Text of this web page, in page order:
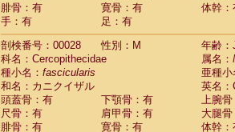
Pitheciidae Chiropotes satanas
Pitheciidae Pithecia monachus
Pitheciidae Pithecia pithecia (0)
Cercopithecidae Cercocebus agilis
Cercopithecidae Cercocebus
Cercopithecidae Cercocebus
CercopithecidaeCercocebus
CercopithecidaeCercocebus
腓骨：有
寛骨：有
体幹：
手：有
足：有
剖検番号：00028
性別：M
年齢
科名：Cercopithecidae
属名：
種小名： fascicularis
亜種小
和名：カニクイザル
英名：
頭蓋骨：有
下顎骨：有 上腕骨
尺骨：有
肩甲骨：有 大腿
腓骨：有
寛骨：有
体幹：